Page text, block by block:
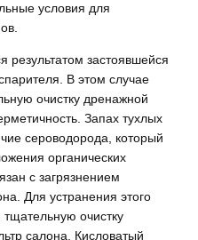
условия для
результатом застоявшейся
В этом случае
очистку дренажной
Запах тухлых
сероводорода, который
органических
с загрязнением
Для устранения этого
очистку
салона. Кисловатый